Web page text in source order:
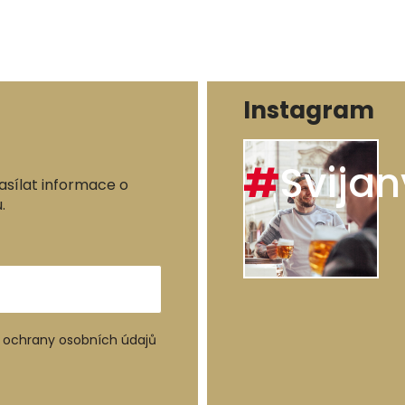
informace o
osobních údajů
Instagram
#